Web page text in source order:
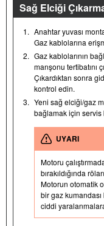
Sağ Elciği
1. Anahtar yuvası
Gaz kablolarına
2. Gaz kablolarının
manşonu tertibatını
Çıkardıktan sonra
kontrol edin.
3. Yeni sağ elciği/gaz
bağlamak için servis
UYARI
Motoru
bırakıldığında
Motorun otomatik
bir gaz
ciddi